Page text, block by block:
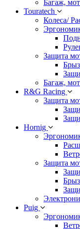
Багаж,
Touratech
Колеса/
Защита
Багаж,
R&G Racing
Защита
Hornig
Защита
Puig